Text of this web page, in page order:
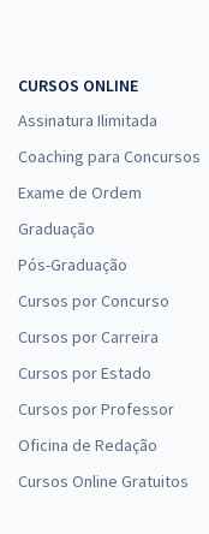
CURSOS ONLINE
Assinatura Ilimitada
Coaching para Concursos
Exame de Ordem
Graduação
Pós-Graduação
Cursos por Concurso
Cursos por Carreira
Cursos por Estado
Cursos por Professor
Oficina de Redação
Cursos Online Gratuitos